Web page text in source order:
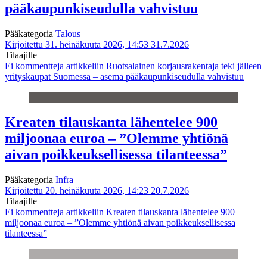
pääkaupunkiseudulla vahvistuu
Pääkategoria Talous
Kirjoitettu 31. heinäkuuta 2026, 14:53 31.7.2026
Tilaajille
Ei kommentteja artikkeliin Ruotsalainen korjausrakentaja teki jälleen
yrityskaupat Suomessa – asema pääkaupunkiseudulla vahvistuu
Kreaten tilauskanta lähentelee 900
miljoonaa euroa – ”Olemme yhtiönä
aivan poikkeuksellisessa tilanteessa”
Pääkategoria Infra
Kirjoitettu 20. heinäkuuta 2026, 14:23 20.7.2026
Tilaajille
Ei kommentteja artikkeliin Kreaten tilauskanta lähentelee 900
miljoonaa euroa – ”Olemme yhtiönä aivan poikkeuksellisessa
tilanteessa”